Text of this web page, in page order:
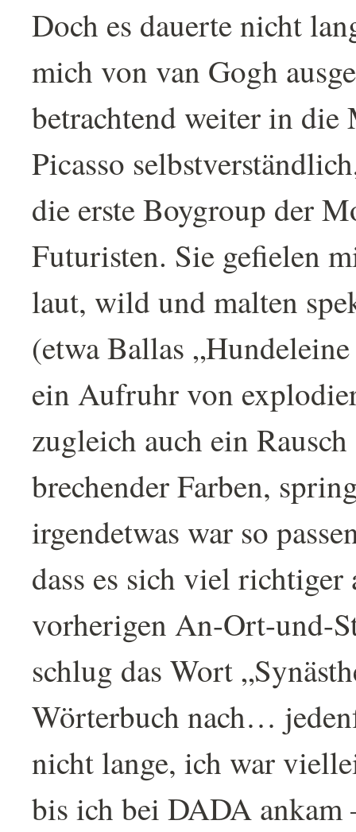
Doch es dauerte nicht
mich von van Gogh
betrachtend weiter in
Picasso
die erste Boygroup der
Futuristen. Sie gefielen
laut, wild und malten
(etwa Ballas
ein Aufruhr von
zugleich auch ein
brechender Farben,
irgendetwas war so
dass es sich viel
vorherigen An-Ort-und-
schlug das Wort
Wörterbuch nach…
nicht lange, ich war
bis ich bei DADA ankam